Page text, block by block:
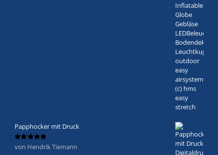
Papphocker mit Druck
Bewertet
von Hendrik Tiemann